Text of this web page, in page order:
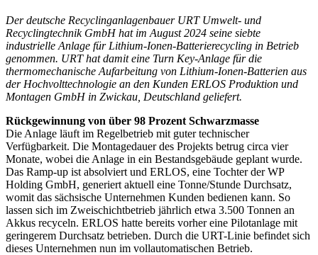
Der deutsche Recyclinganlagenbauer URT Umwelt- und
Recyclingtechnik GmbH hat im August 2024 seine siebte
industrielle Anlage für Lithium-Ionen-Batterierecycling in Betrieb
genommen. URT hat damit eine Turn Key-Anlage für die
thermomechanische Aufarbeitung von Lithium-Ionen-Batterien aus
der Hochvolttechnologie an den Kunden ERLOS Produktion und
Montagen GmbH in Zwickau, Deutschland geliefert.
Rückgewinnung von über 98 Prozent Schwarzmasse
Die Anlage läuft im Regelbetrieb mit guter technischer
Verfügbarkeit. Die Montagedauer des Projekts betrug circa vier
Monate, wobei die Anlage in ein Bestandsgebäude geplant wurde.
Das Ramp-up ist absolviert und ERLOS, eine Tochter der WP
Holding GmbH, generiert aktuell eine Tonne/Stunde Durchsatz,
womit das sächsische Unternehmen Kunden bedienen kann. So
lassen sich im Zweischichtbetrieb jährlich etwa 3.500 Tonnen an
Akkus recyceln. ERLOS hatte bereits vorher eine Pilotanlage mit
geringerem Durchsatz betrieben. Durch die URT-Linie befindet sich
dieses Unternehmen nun im vollautomatischen Betrieb.